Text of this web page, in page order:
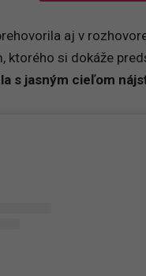
aj v
ktorého si dokáže
s jasným cieľom